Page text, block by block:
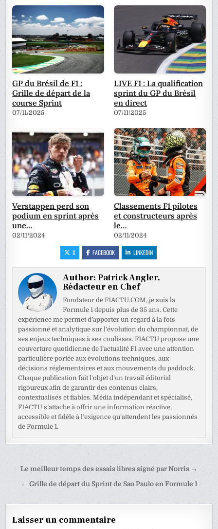
GP du Brésil de F1 :
Grille de départ de la
course Sprint
07/11/2025
LIVE F1 : La qualification
sprint du GP du Brésil
en direct
07/11/2025
Verstappen perd son
podium en sprint après
une…
02/11/2024
Classements F1 pilotes
et constructeurs après
le…
02/11/2024
X FACEBOOK LINKEDIN
Author:Patrick Angler,
Rédacteur en Chef
Fondateur de F1ACTU.COM, je suis la
Formule 1 depuis plus de 35 ans. Cette
expérience me permet d’apporter un regard à la fois
passionné et analytique sur l’évolution du championnat, de
ses enjeux techniques à ses coulisses. F1ACTU propose une
couverture quotidienne de l’actualité F1 avec une attention
particulière portée aux évolutions techniques, aux
décisions réglementaires et aux mouvements du paddock.
Chaque publication fait l’objet d’un travail éditorial
rigoureux afin de garantir des contenus clairs,
contextualisés et fiables. Média indépendant et spécialisé,
F1ACTU s’attache à offrir une information réactive,
accessible et fidèle à l’exigence qu’attendent les passionnés
de Formule 1.
Navigation
Le meilleur temps des essais libres signé par Norris →
← Grille de départ du Sprint de Sao Paulo en Formule 1
Laisser un commentaire